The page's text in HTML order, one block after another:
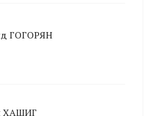
ГОГОРЯН
ХАШИГ